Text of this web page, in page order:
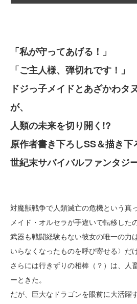
「私が守ってあげる！」
「ご主人様、弾切れです！」
ドジっ子メイドとあざかわタ
が、
人類の未来を切り開く!?
原作者書き下ろしSS＆描き
世紀末サバイバルファンタジ
対魔獣戦争で人類滅亡の危機という真
メイド・オルセラが手違いで転移した
武器も戦闘経験もない彼女の唯一の力
いらなくなったものを呼び寄せる〉だけ
さらには行きずりの相棒（？）は、人
ーときた。
だが、巨大なドラゴンを眼前に大活躍